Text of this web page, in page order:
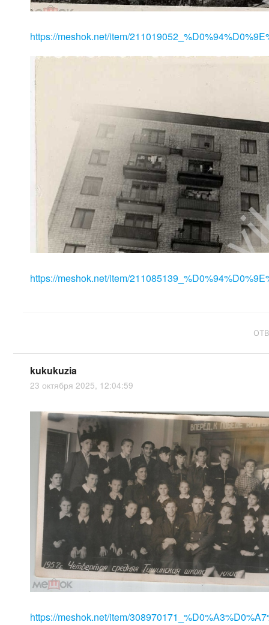
https://meshok.net/item/
https://meshok.net/item/
kukukuzia
23 октября 2025, 12:04:59
https://meshok.net/item/